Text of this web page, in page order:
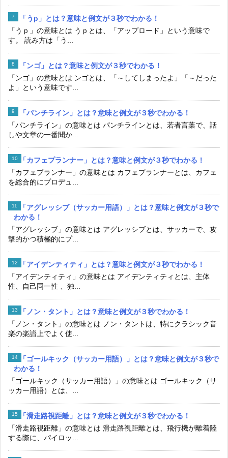
「うp」とは？意味と例文が３秒でわかる！
「うｐ」の意味とは うｐとは、「アップロード」という意味で
す。 読み方は「う...
「ンゴ」とは？意味と例文が３秒でわかる！
「ンゴ」の意味とは ンゴとは、「～してしまったよ」「～だった
よ」という意味です...
「パンチライン」とは？意味と例文が３秒でわかる！
「パンチライン」の意味とは パンチラインとは、若者言葉で、話
しや文章の一番聞か...
「カフェプランナー」とは？意味と例文が３秒でわかる！
「カフェプランナー」の意味とは カフェプランナーとは、カフェ
を総合的にプロデュ...
「アグレッシブ（サッカー用語）」とは？意味と例文が３秒で
わかる！
「アグレッシブ」の意味とは アグレッシブとは、サッカーで、攻
撃的かつ積極的にプ...
「アイデンティティ」とは？意味と例文が３秒でわかる！
「アイデンティティ」の意味とは アイデンティティとは、主体
性、自己同一性 、独...
「ノン・タント」とは？意味と例文が３秒でわかる！
「ノン・タント」の意味とは ノン・タントは、特にクラシック音
楽の楽譜上でよく使...
「ゴールキック（サッカー用語）」とは？意味と例文が３秒で
わかる！
「ゴールキック（サッカー用語）」の意味とは ゴールキック（サ
ッカー用語）とは、...
「滑走路視距離」とは？意味と例文が３秒でわかる！
「滑走路視距離」の意味とは 滑走路視距離とは、飛行機が離着陸
する際に、パイロッ...